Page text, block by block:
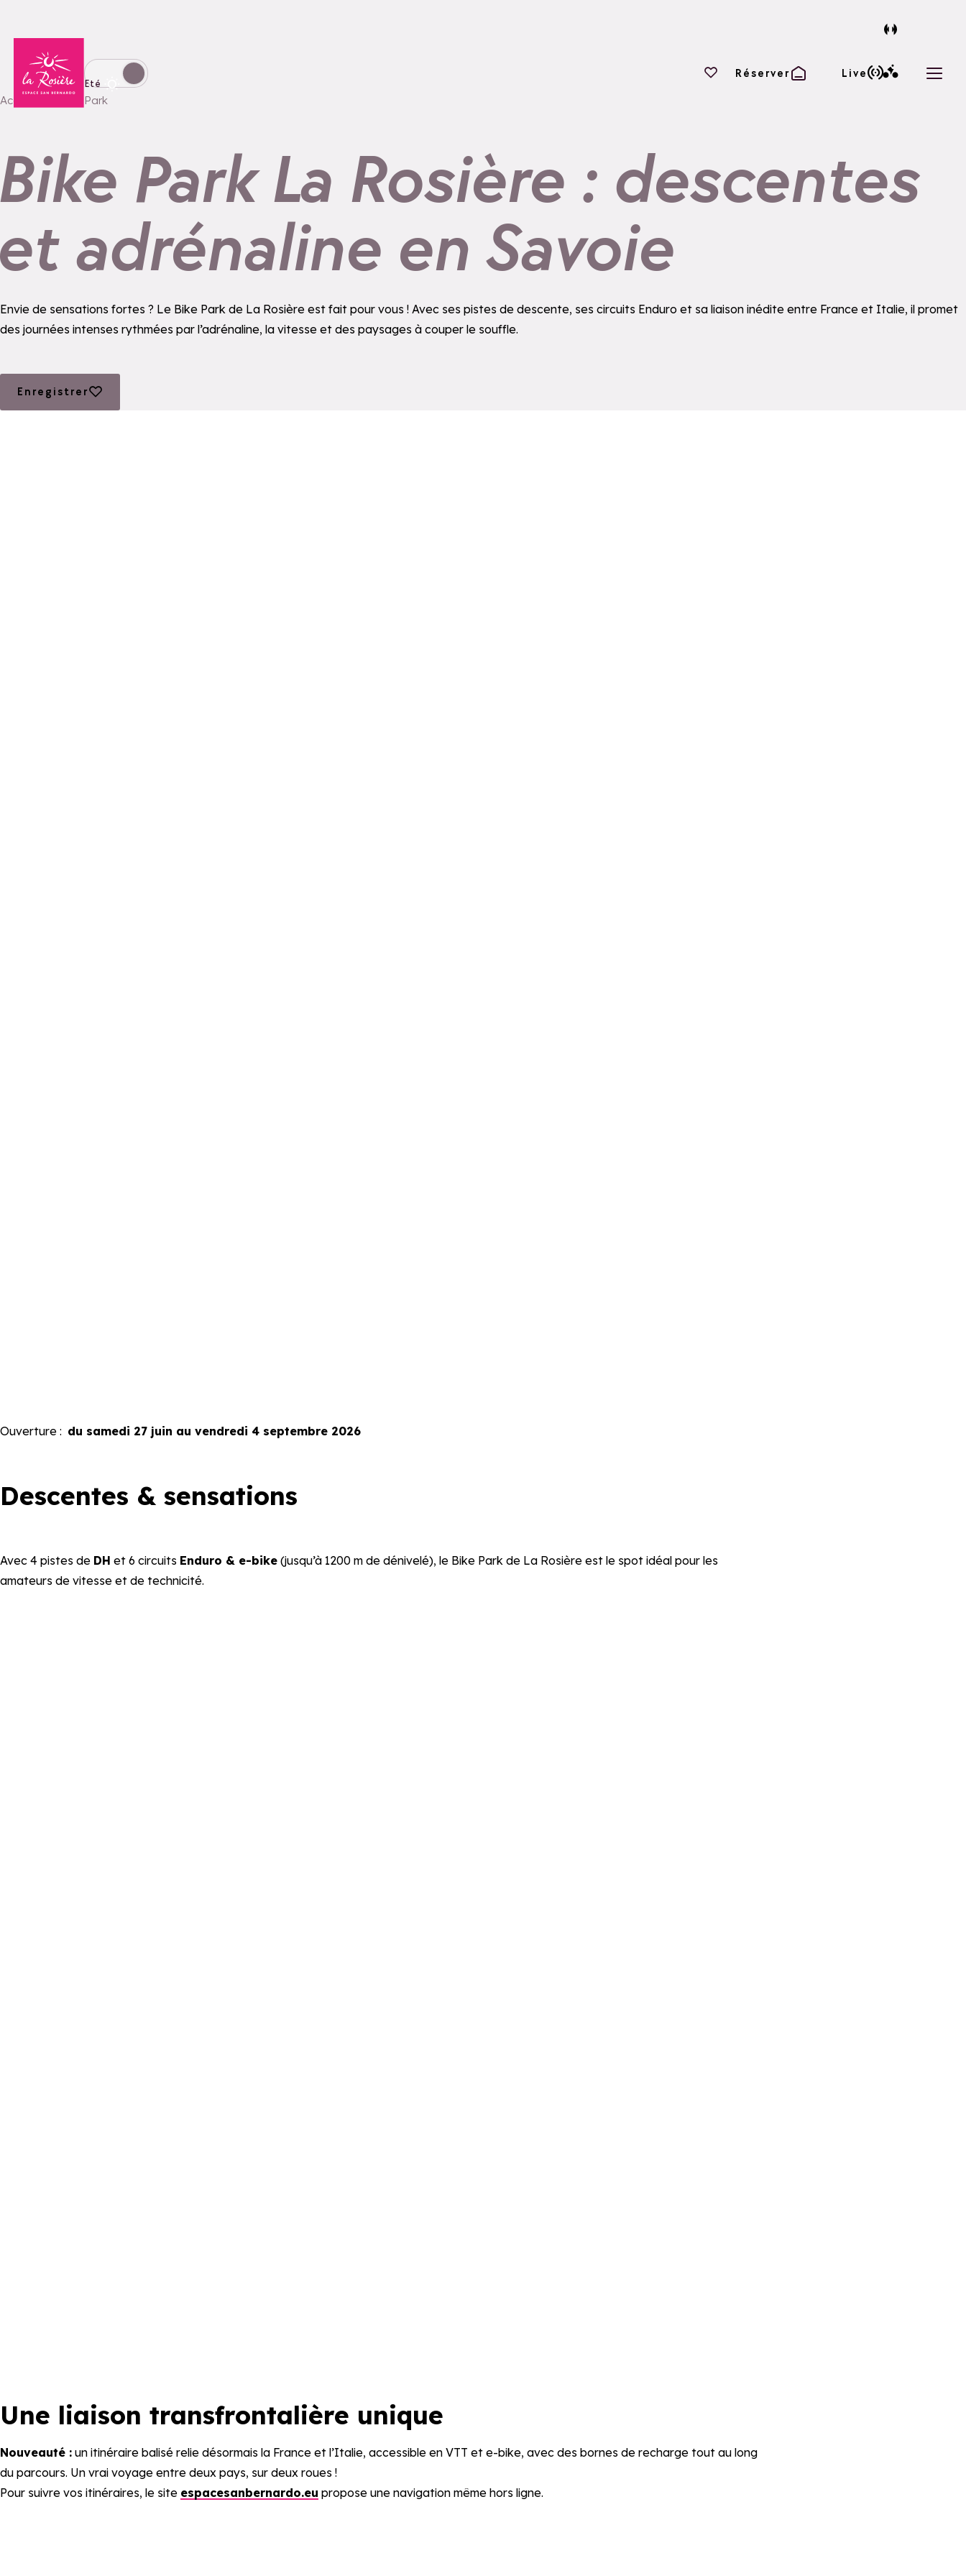
Basculer l'affichage en mode hiver
Eté
Vos favoris
Réserver Live
Accueil Bike Park
Park La Rosière : descentes
adrénaline en Savoie
Envie de sensations fortes ? Le Bike Park de La Rosière est fait pour vous ! Avec ses pistes de descente, ses circuits Enduro et sa liaison inédite entre France et Italie, il promet
des journées intenses rythmées par l’adrénaline, la vitesse et des paysages à couper le souffle.
Enregistrer
aux favoris
Ouverture : du samedi 27 juin au vendredi 4 septembre 2026
Descentes & sensations
Avec 4 pistes de DH et 6 circuits Enduro & e-bike (jusqu’à 1200 m de dénivelé), le Bike Park de La Rosière est le spot idéal pour les
amateurs de vitesse et de technicité.
Une liaison transfrontalière unique
Nouveauté : un itinéraire balisé relie désormais la France et l’Italie, accessible en VTT et e-bike, avec des bornes de recharge tout au long
du parcours. Un vrai voyage entre deux pays, sur deux roues !
Pour suivre vos itinéraires, le site espacesanbernardo.eu propose une navigation même hors ligne.